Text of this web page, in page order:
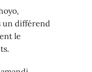
un différend
le